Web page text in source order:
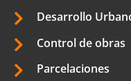
Desarrollo
Control de obras
Parcelaciones